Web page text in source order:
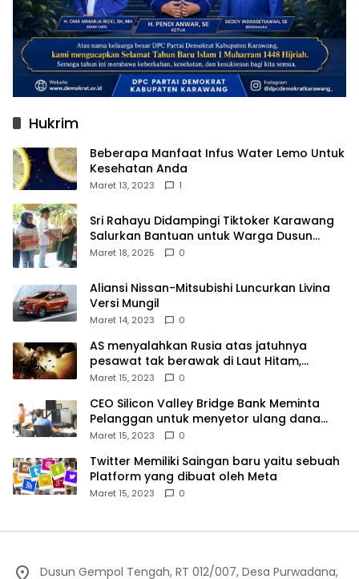
Hukrim
Beberapa Manfaat Infus Water Lemo Untuk
Kesehatan Anda
Maret 13, 2023 1
Sri Rahayu Didampingi Tiktoker Karawang
Salurkan Bantuan untuk Warga Dusun
Kampek Desa Karangligar
Maret 18, 2025 0
Aliansi Nissan-Mitsubishi Luncurkan Livina
Versi Mungil
Maret 14, 2023 0
AS menyalahkan Rusia atas jatuhnya
pesawat tak berawak di Laut Hitam,
Moskow menyangkal
Maret 15, 2023 0
CEO Silicon Valley Bridge Bank Meminta
Pelanggan untuk menyetor ulang dana
Mereka
Maret 15, 2023 0
Twitter Memiliki Saingan baru yaitu sebuah
Platform yang dibuat oleh Meta
Maret 15, 2023 0
Dusun Gempol Tengah, RT 012/007, Desa Purwadana,